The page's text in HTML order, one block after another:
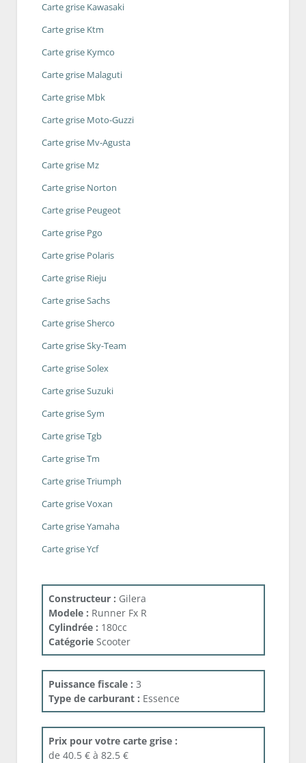
Carte grise Kawasaki
Carte grise Ktm
Carte grise Kymco
Carte grise Malaguti
Carte grise Mbk
Carte grise Moto-Guzzi
Carte grise Mv-Agusta
Carte grise Mz
Carte grise Norton
Carte grise Peugeot
Carte grise Pgo
Carte grise Polaris
Carte grise Rieju
Carte grise Sachs
Carte grise Sherco
Carte grise Sky-Team
Carte grise Solex
Carte grise Suzuki
Carte grise Sym
Carte grise Tgb
Carte grise Tm
Carte grise Triumph
Carte grise Voxan
Carte grise Yamaha
Carte grise Ycf
Constructeur : Gilera
Modele : Runner Fx R
Cylindrée : 180cc
Catégorie Scooter
Puissance fiscale : 3
Type de carburant : Essence
Prix pour votre carte grise :
de 40.5 € à 82.5 €